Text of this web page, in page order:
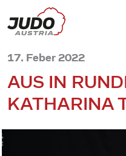
17. Feber 2022
AUS IN
KATHARINA